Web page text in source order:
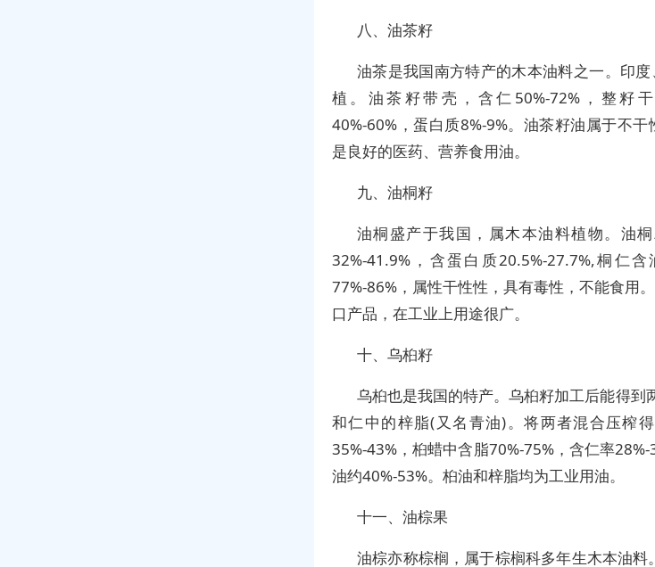
八、油茶籽
油茶是我国南方特产的木本油料之一。印
植。油茶籽带壳，含仁50%-72%，整籽
40%-60%，蛋白质8%-9%。油茶籽油属于不
是良好的医药、营养食用油。
九、油桐籽
油桐盛产于我国，属木本油料植物。油
32%-41.9%，含蛋白质20.5%-27.7%,桐仁
77%-86%，属性干性性，具有毒性，不能食用
口产品，在工业上用途很广。
十、乌桕籽
乌桕也是我国的特产。乌桕籽加工后能得到
和仁中的梓脂(又名青油)。将两者混合压榨
35%-43%，桕蜡中含脂70%-75%，含仁率
油约40%-53%。桕油和梓脂均为工业用油。
十一、油棕果
油棕亦称棕榈，属于棕榈科多年生木本油